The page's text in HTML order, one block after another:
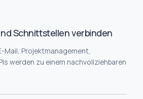
Schnittstellen verbinden
Mail, Projektmanagement,
werden zu einem nachvollziehbaren